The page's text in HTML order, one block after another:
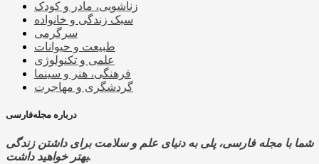
زناشویی، مادر و کودک
سبک زندگی و خانواده
سرگرمی
طبیعت و حیوانات
علمی و تکنولوژی
فرهنگی، هنر و سینما
گردشگری و مهاجرت
درباره مجله‌فارسی
شما با مجله فارسی، پلی به دنیای علم و سلامت برای داشتن زندگی
بهتر خواهید داشت.